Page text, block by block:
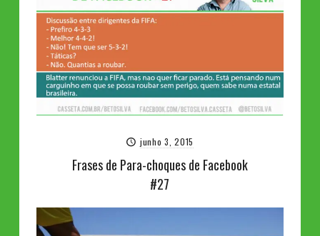
junho 3, 2015
Frases de Para-choques de Facebook
#27